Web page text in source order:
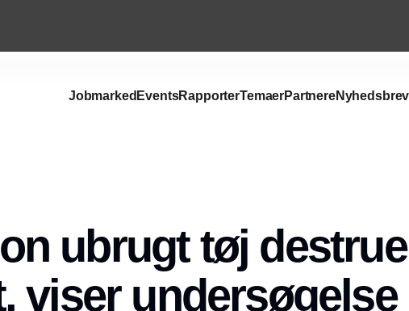
Jobmarked EventsRapporterTemaerPartnereNyhedsbrev
ubrugt tøj
viser undersøgelse